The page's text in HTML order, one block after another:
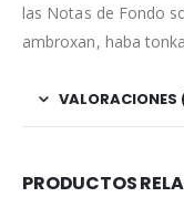
las Notas de Fondo
ambroxan, haba
PRODUCTOS